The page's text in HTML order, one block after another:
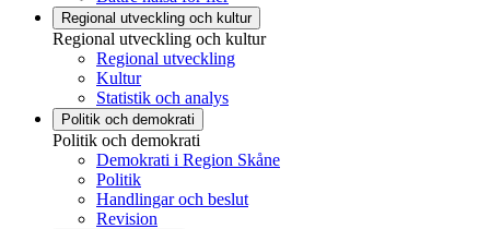
Regional utveckling och kultur
Regional utveckling och kultur
Regional utveckling
Kultur
Statistik och analys
Politik och demokrati
Politik och demokrati
Demokrati i Region Skåne
Politik
Handlingar och beslut
Revision